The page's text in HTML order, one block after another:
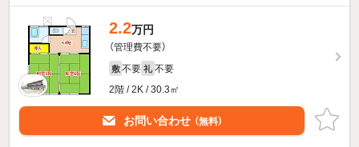
2.2万円
（管理費不要）
敷 不要 礼 不要
2階 / 2K / 30.3㎡
お問い合わせ （無料）